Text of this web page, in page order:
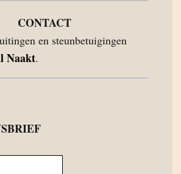
CONTACT
en steunbetuigingen
Naakt.